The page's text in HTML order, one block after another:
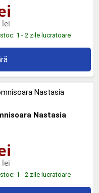
lei
1 - 2 zile lucratoare
Nastasia
lei
1 - 2 zile lucratoare